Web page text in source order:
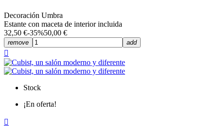
Decoración Umbra
Estante con maceta de interior incluida
32,50 €-35%50,00 €
remove add

Stock
¡En oferta!
